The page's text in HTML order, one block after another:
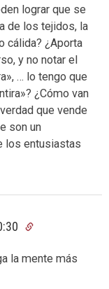
lograr que se
de los tejidos, la
cálida? ¿Aporta
y no notar el
… lo tengo que
¿Cómo van
que vende
son un
los entusiastas
la mente más